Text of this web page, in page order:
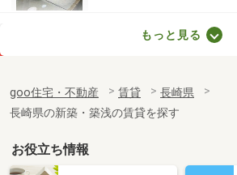
長崎県長崎市片淵３丁目
専有面積
37.52m²
間取り
ワンルーム
長崎県長崎市西山４丁目
もっと見る
goo住宅・不動産 賃貸
長崎県
長崎県の新築・築浅の賃貸を探す
お役立ち情報